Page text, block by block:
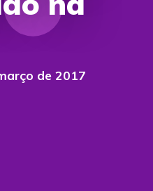
de 2017